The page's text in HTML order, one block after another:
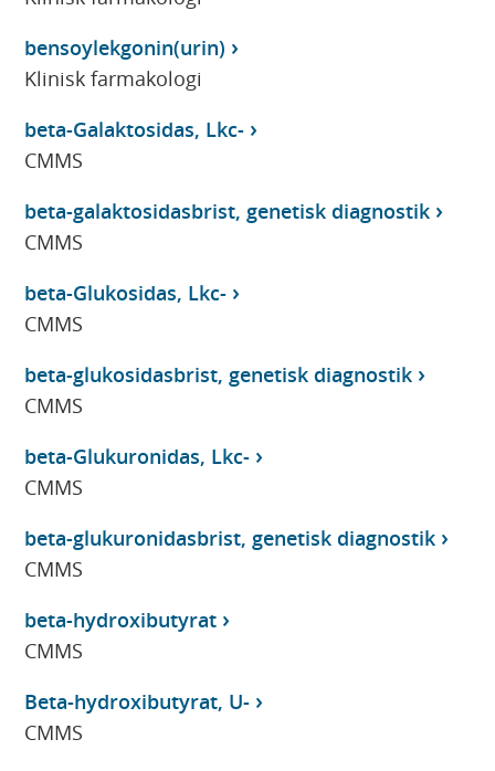
bensoylekgonin(urin)
Klinisk farmakologi
beta-Galaktosidas, Lkc-
CMMS
beta-galaktosidasbrist, genetisk diagnostik
CMMS
beta-Glukosidas, Lkc-
CMMS
beta-glukosidasbrist, genetisk diagnostik
CMMS
beta-Glukuronidas, Lkc-
CMMS
beta-glukuronidasbrist, genetisk diagnostik
CMMS
beta-hydroxibutyrat
CMMS
Beta-hydroxibutyrat, U-
CMMS